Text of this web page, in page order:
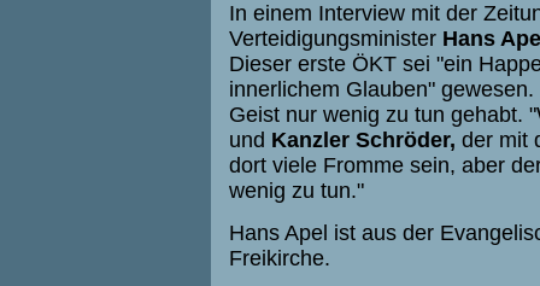
In einem Interview mit der
Verteidigungsminister Hans
Dieser erste ÖKT sei "ein
innerlichem Glauben"
Geist nur wenig zu tun gehabt.
und Kanzler Schröder, der mit
dort viele Fromme sein, aber
wenig zu tun."
Hans Apel ist aus der
Freikirche.